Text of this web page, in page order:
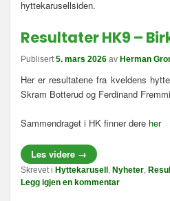
hyttekarusellsiden.
Resultater HK9 –
Publisert 5. mars 2026 av Herman
Her er resultatene fra kveldens
Skram Botterud og Ferdinand
Sammendraget i HK finner dere her
Les videre →
Skrevet i Hyttekarusell Nyheter
Legg igjen en kommentar